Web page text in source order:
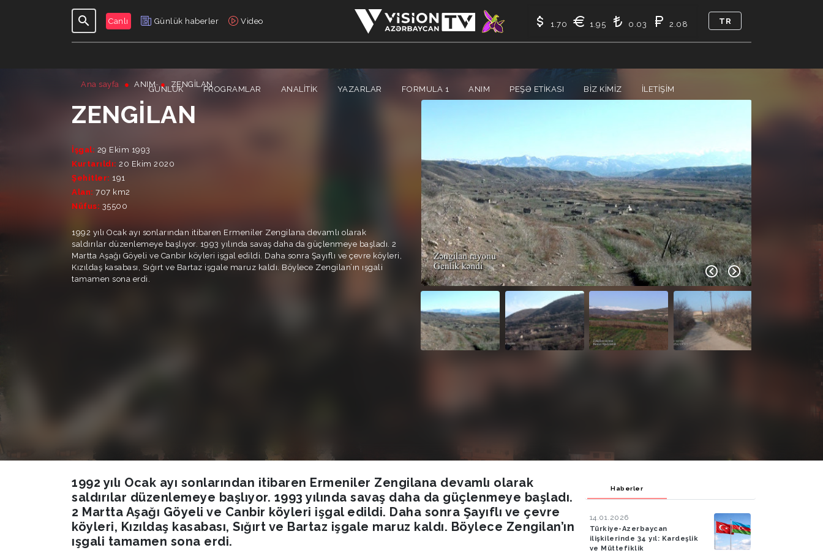
Canlı Günlük haberler Video
GÜNLÜK PROGRAMLAR ANALİTİK YAZARLAR FORMULA 1 ANIM PEŞƏ ETIKASI BIZ KIMIZ İLETIŞIM
1.70 1.95 0.03 2.08 TR
Ana sayfa ANIM ZENGILAN
ZENGILAN
İşgal: 29 Ekim 1993
Kurtarıldı: 20 Ekim 2020
Şehitler: 191
Alan: 707 km2
Nüfus: 35500
1992 yılı Ocak ayı sonlarından itibaren Ermeniler Zengilana devamlı olarak
saldırılar düzenlemeye başlıyor. 1993 yılında savaş daha da güçlenmeye başladı. 2
Martta Aşağı Göyeli ve Canbir köyleri işgal edildi. Daha sonra Şayıflı ve çevre köyleri,
Kızıldaş kasabası, Sığırt ve Bartaz işgale maruz kaldı. Böylece Zengilan’ın ışgali
tamamen sona erdi.
1992 yılı Ocak ayı sonlarından itibaren Ermeniler Zengilana devamlı olarak
saldırılar düzenlemeye başlıyor. 1993 yılında savaş daha da güçlenmeye başladı.
2 Martta Aşağı Göyeli ve Canbir köyleri işgal edildi. Daha sonra Şayıflı ve çevre
köyleri, Kızıldaş kasabası, Sığırt ve Bartaz işgale maruz kaldı. Böylece Zengilan’ın
ışgali tamamen sona erdi.
Haberler
14.01.2026
Türkiye-Azerbaycan
ilişkilerinde 34 yıl: Kardeşlik
ve Müttefiklik